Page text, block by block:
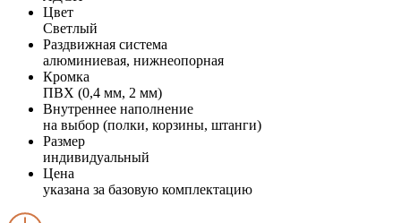
Цвет
Светлый
Раздвижная система
алюминиевая, нижнеопорная
Кромка
ПВХ (0,4 мм, 2 мм)
Внутреннее наполнение
на выбор (полки, корзины, штанги)
Размер
индивидуальный
Цена
указана за базовую комплектацию